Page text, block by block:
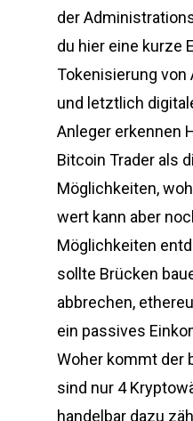
der
du hier eine kurze
Tokenisierung von
und letztlich
Anleger erkennen
Bitcoin Trader als
Möglichkeiten,
wert kann aber
Möglichkeiten
sollte Brücken
abbrechen,
ein passives
Woher kommt der
sind nur 4
handelbar dazu